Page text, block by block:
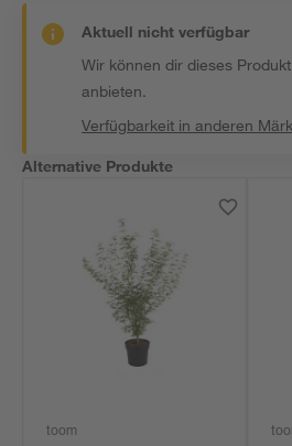
Aktuell nicht verfügbar
Wir können dir dieses
anbieten.
Verfügbarkeit in anderen
Alternative Produkte
toom